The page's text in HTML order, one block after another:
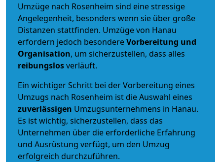
Umzüge nach Rosenheim sind eine stressige
Angelegenheit, besonders wenn sie über große
Distanzen stattfinden. Umzüge von Hanau
erfordern jedoch besondereVorbereitung und
Organisation, um sicherzustellen, dass alles
reibungslosverläuft.
Ein wichtiger Schritt bei der Vorbereitung eines
Umzugs nach Rosenheim ist die Auswahl eines
zuverlässigen Umzugsunternehmens in Hanau.
Es ist wichtig, sicherzustellen, dass das
Unternehmen über die erforderliche Erfahrung
und Ausrüstung verfügt, um den Umzug
erfolgreich durchzuführen.